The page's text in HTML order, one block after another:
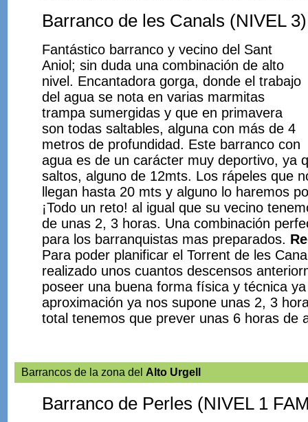
Barranco de les Canals (NIVEL 3)
Fantástico barranco y vecino del Sant
Aniol; sin duda una combinación de alto
nivel. Encantadora gorga, donde el trabajo
del agua se nota en varias marmitas
trampa sumergidas y que en primavera
son todas saltables, alguna con más de 4
metros de profundidad. Este barranco con
agua es de un carácter muy deportivo, ya
saltos, alguno de 12mts. Los rápeles que
llegan hasta 20 mts y alguno lo haremos
¡Todo un reto! al igual que su vecino
de unas 2, 3 horas. Una combinación
para los barranquistas mas preparados.
Para poder planificar el Torrent de les
realizado unos cuantos descensos
poseer una buena forma física y técnica
aproximación ya nos supone unas 2, 3
total tenemos que prever unas 6 horas de
Barrancos de la zona del Alto Urgell
Barranco de Perles (NIVEL 1